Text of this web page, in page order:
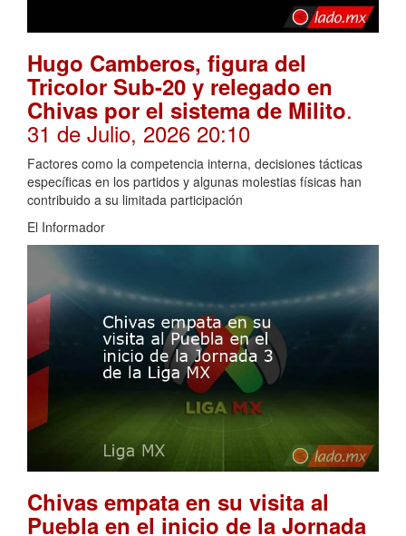
Hugo Camberos, figura del
Tricolor Sub-20 y relegado en
Chivas por el sistema de Milito.
31 de Julio, 2026 20:10
Factores como la competencia interna, decisiones tácticas
específicas en los partidos y algunas molestias físicas han
contribuido a su limitada participación
El Informador
Chivas empata en su visita al
Puebla en el inicio de la Jornada